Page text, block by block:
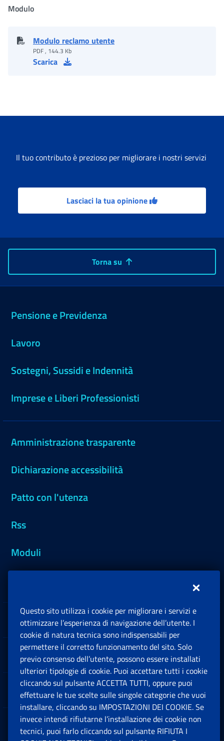
Modulo
Modulo reclamo utente
PDF , 144.3 Kb
Scarica
Il tuo contributo è prezioso per migliorare i nostri servizi
Lasciaci la tua opinione
Torna su
Pensione e Previdenza
Lavoro
Sostegni, Sussidi e Indennità
Imprese e Liberi Professionisti
Amministrazione trasparente
Dichiarazione accessibilità
Patto con l'utenza
Rss
Moduli
Sedi e Contatti
Software
Note Legali
App mobile
Questo sito utilizza i cookie per migliorare i servizi e
ottimizzare l’esperienza di navigazione dell’utente. I
cookie di natura tecnica sono indispensabili per
permettere il corretto funzionamento del sito. Solo
previo consenso dell’utente, possono essere installati
ulteriori tipologie di cookie. Puoi accettare tutti i cookie
cliccando sul pulsante ACCETTA TUTTI, oppure puoi
effettuare le tue scelte sulle singole categorie che vuoi
installare, cliccando su IMPOSTAZIONI DEI COOKIE. Se
invece intendi rifiutarne l’installazione dei cookie non
tecnici, puoi farlo cliccando sul pulsante RIFIUTA I